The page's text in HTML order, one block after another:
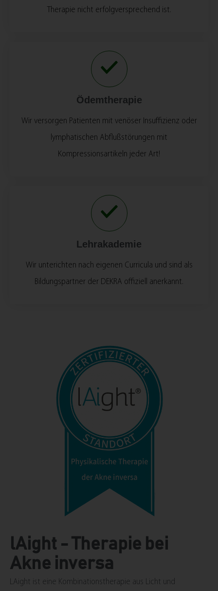
Therapie nicht erfolgversprechend ist.
Ödemtherapie
Wir versorgen Patienten mit venöser Insuffizienz oder
lymphatischen Abflußstörungen mit
Kompressionsartikeln jeder Art!
Lehrakademie
Wir unterichten nach eigenen Curricula und sind als
Bildungspartner der DEKRA offiziell anerkannt.
lAight - Therapie bei
Akne inversa
LAight ist eine Kombinationstherapie aus Licht und